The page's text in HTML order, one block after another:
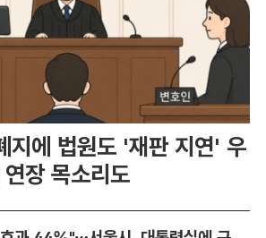
지에 법원도 '재판 지연' 우
장 목소리도